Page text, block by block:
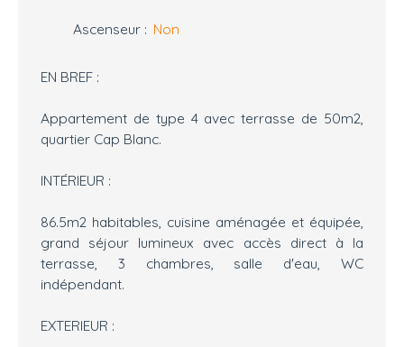
Ascenseur : Non
EN BREF :
Appartement de type 4 avec terrasse de 50m2,
quartier Cap Blanc.
INTÉRIEUR :
86.5m2 habitables, cuisine aménagée et équipée,
grand séjour lumineux avec accès direct à la
terrasse, 3 chambres, salle d'eau, WC
indépendant.
EXTERIEUR :